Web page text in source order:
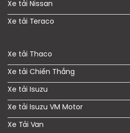
Xe tải Nissan
Xe tải Teraco
Xe tải Thaco
Xe tải Chiến Thắng
Xe tải Isuzu
Xe tải Isuzu VM Motor
Xe Tải Van